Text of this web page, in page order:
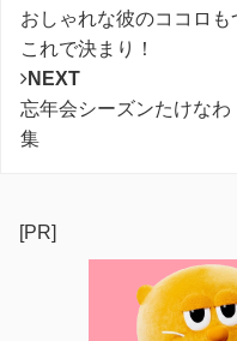
おしゃれな彼のココロ
これで決まり！
NEXT
忘年会シーズンたけな
集
[PR]